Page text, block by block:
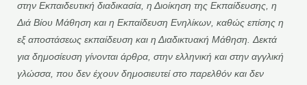
στην Εκπαιδευτική διαδικασία, η Διοίκηση της Εκπαίδευσης, η
Διά Βίου Μάθηση και η Εκπαίδευση Ενηλίκων, καθώς επίσης η
εξ αποστάσεως εκπαίδευση και η Διαδικτυακή Μάθηση. Δεκτά
για δημοσίευση γίνονται άρθρα, στην ελληνική και στην αγγλική
γλώσσα, που δεν έχουν δημοσιευτεί στο παρελθόν και δεν